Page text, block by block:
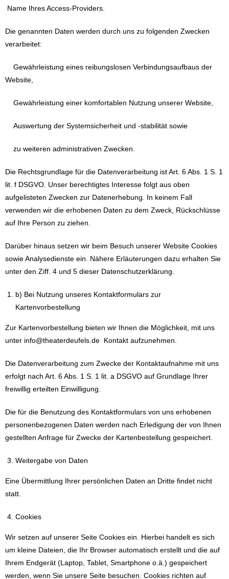
Name Ihres Access-Providers.
Die genannten Daten werden durch uns zu folgenden Zwecken
verarbeitet:
Gewährleistung eines reibungslosen Verbindungsaufbaus der
Website,
Gewährleistung einer komfortablen Nutzung unserer Website,
Auswertung der Systemsicherheit und -stabilität sowie
zu weiteren administrativen Zwecken.
Die Rechtsgrundlage für die Datenverarbeitung ist Art. 6 Abs. 1 S. 1
lit. f DSGVO. Unser berechtigtes Interesse folgt aus oben
aufgelisteten Zwecken zur Datenerhebung. In keinem Fall
verwenden wir die erhobenen Daten zu dem Zweck, Rückschlüsse
auf Ihre Person zu ziehen.
Darüber hinaus setzen wir beim Besuch unserer Website Cookies
sowie Analysedienste ein. Nähere Erläuterungen dazu erhalten Sie
unter den Ziff. 4 und 5 dieser Datenschutzerklärung.
b) Bei Nutzung unseres Kontaktformulars zur
Kartenvorbestellung
Zur Kartenvorbestellung bieten wir Ihnen die Möglichkeit, mit uns
unter info@theaterdeufels.de Kontakt aufzunehmen.
Die Datenverarbeitung zum Zwecke der Kontaktaufnahme mit uns
erfolgt nach Art. 6 Abs. 1 S. 1 lit. a DSGVO auf Grundlage Ihrer
freiwillig erteilten Einwilligung.
Die für die Benutzung des Kontaktformulars von uns erhobenen
personenbezogenen Daten werden nach Erledigung der von Ihnen
gestellten Anfrage für Zwecke der Kartenbestellung gespeichert.
Weitergabe von Daten
Eine Übermittlung Ihrer persönlichen Daten an Dritte findet nicht
statt.
Cookies
Wir setzen auf unserer Seite Cookies ein. Hierbei handelt es sich
um kleine Dateien, die Ihr Browser automatisch erstellt und die auf
Ihrem Endgerät (Laptop, Tablet, Smartphone o.ä.) gespeichert
werden, wenn Sie unsere Seite besuchen. Cookies richten auf